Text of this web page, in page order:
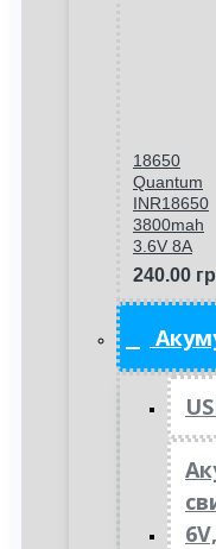
18650
Quantum
INR18650
3800mah
3.6V 8A
240.00